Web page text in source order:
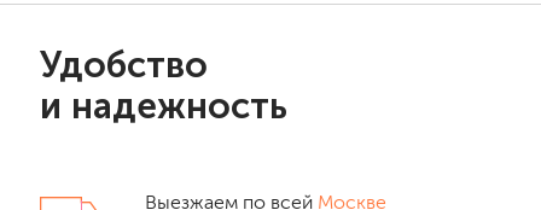
Удобство
и надежность
Выезжаем по всей Москве